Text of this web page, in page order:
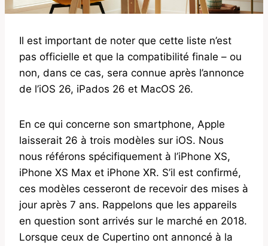
Il est important de noter que cette liste n’est
pas officielle et que la compatibilité finale – ou
non, dans ce cas, sera connue après l’annonce
de l’iOS 26, iPados 26 et MacOS 26.
En ce qui concerne son smartphone, Apple
laisserait 26 à trois modèles sur iOS. Nous
nous référons spécifiquement à l’iPhone XS,
iPhone XS Max et iPhone XR. S’il est confirmé,
ces modèles cesseront de recevoir des mises à
jour après 7 ans. Rappelons que les appareils
en question sont arrivés sur le marché en 2018.
Lorsque ceux de Cupertino ont annoncé à la